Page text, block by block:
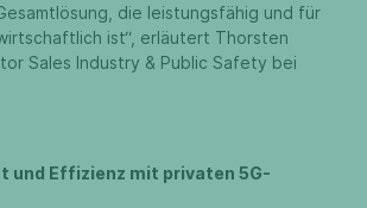
die leistungsfähig und für
ist“, erläutert Thorsten
Sales Industry & Public Safety bei
und Effizienz mit privaten 5G-